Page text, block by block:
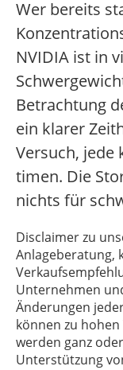
Wer bereits
NVIDIA ist in
Betrachtung
ein klarer
Versuch, jede
timen. Die
nichts für
Disclaimer zu
Anlageberatung,
Unternehmen
Änderungen
können zu
werden ganz
Unterstützung